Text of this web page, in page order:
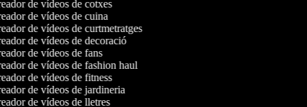
de vídeos de cotxes
de vídeos de cuina
de vídeos de curtmetratges
de vídeos de decoració
de vídeos de fans
de vídeos de fashion haul
de vídeos de fitness
de vídeos de jardineria
de vídeos de lletres